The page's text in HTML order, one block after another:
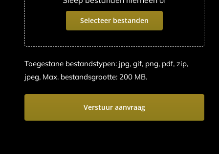
Selecteer bestanden
Toegestane bestandstypen: jpg, gif, png, pdf, zip,
jpeg, Max. bestandsgrootte: 200 MB.